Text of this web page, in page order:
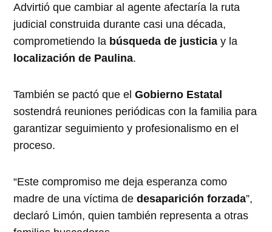
Advirtió que cambiar al agente afectaría la ruta
judicial construida durante casi una década,
comprometiendo la búsqueda de justicia y la
localización de Paulina.
También se pactó que elGobierno Estatal
sostendrá reuniones periódicas con la familia para
garantizar seguimiento y profesionalismo en el
proceso.
“Este compromiso me deja esperanza como
madre de una víctima dedesaparición forzada”,
declaró Limón, quien también representa a otras